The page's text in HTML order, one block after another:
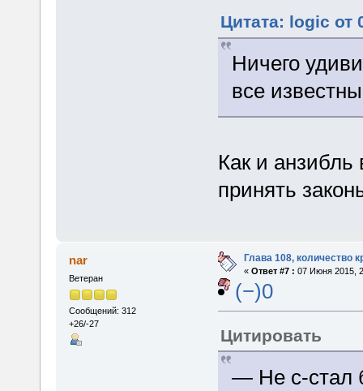
Цитата: logic от
Ничего
все
Как и
принять
nar
Ветеран
Сообщений: 312
+26/-27
Глава 108, количество
« Ответ #7 : 07 Июня 2015,
(−)0
Цитировать
— Не с-стал